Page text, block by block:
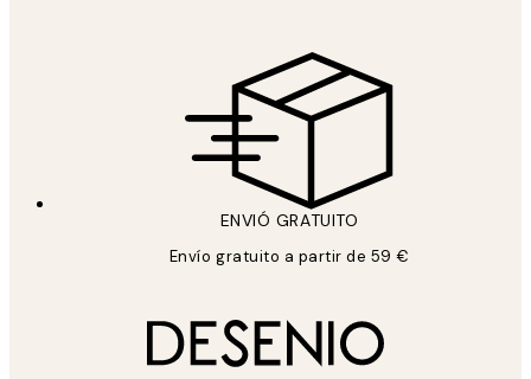
ENVIÓ GRATUITO
Envío gratuito a partir de 59 €